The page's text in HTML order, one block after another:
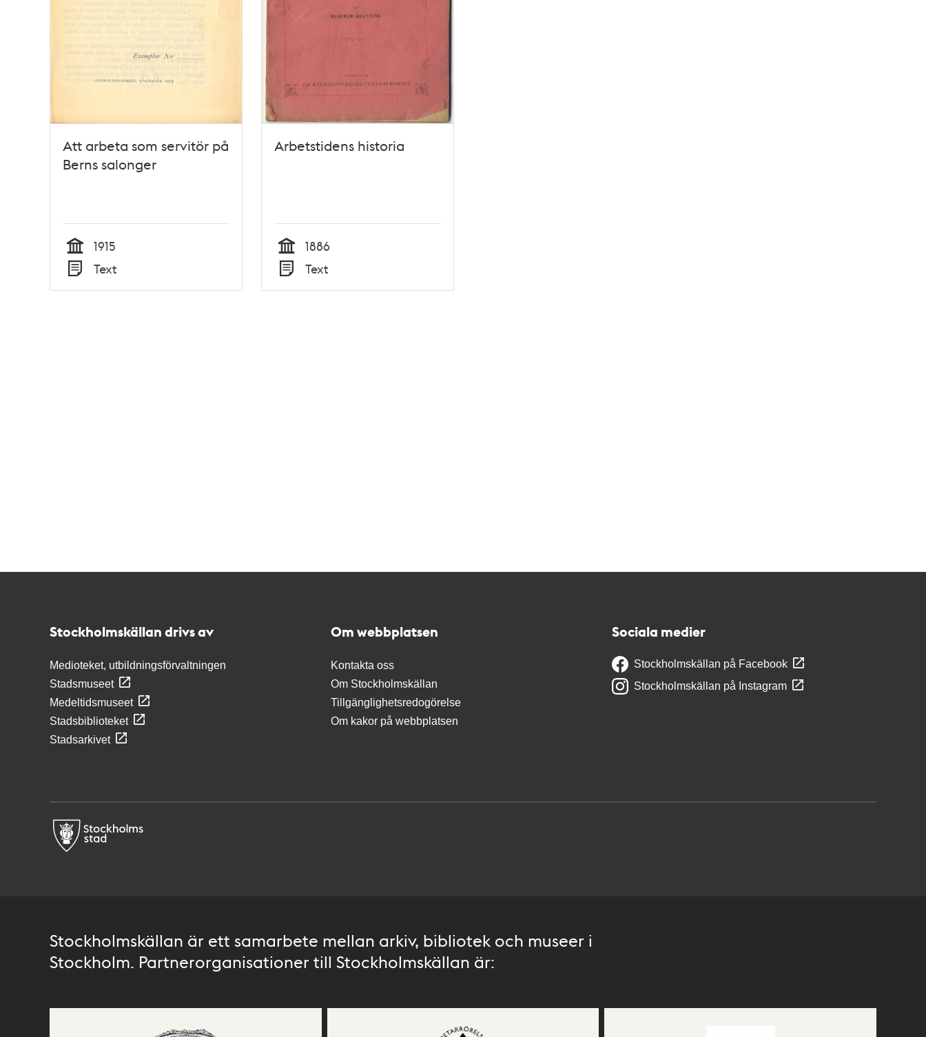
Att arbeta som servitör på
Berns salonger
Tid
1915
Typ
Text
Arbetstidens historia
Tid
1886
Typ
Text
Stockholmskällan drivs av
Medioteket, utbildningsförvaltningen
Stadsmuseet
Medeltidsmuseet
Stadsbiblioteket
Stadsarkivet
Om webbplatsen
Kontakta oss
Om Stockholmskällan
Tillgänglighetsredogörelse
Om kakor på webbplatsen
Sociala medier
Stockholmskällan på Facebook
Stockholmskällan på Instagram
Stockholmskällan är ett samarbete mellan arkiv, bibliotek och museer i
Stockholm. Partnerorganisationer till Stockholmskällan är: